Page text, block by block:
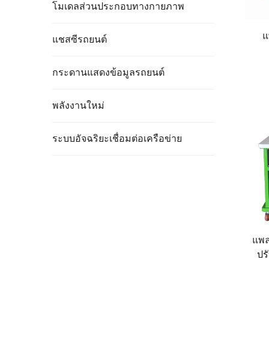
โมเดลส่วนประกอบทางกายภาพ
แชสซีรถยนต์
กระดานแสดงข้อมูลรถยนต์
พลังงานใหม่
ระบบอัจฉริยะเชื่อมต่อเครือข่าย
แพ
ป